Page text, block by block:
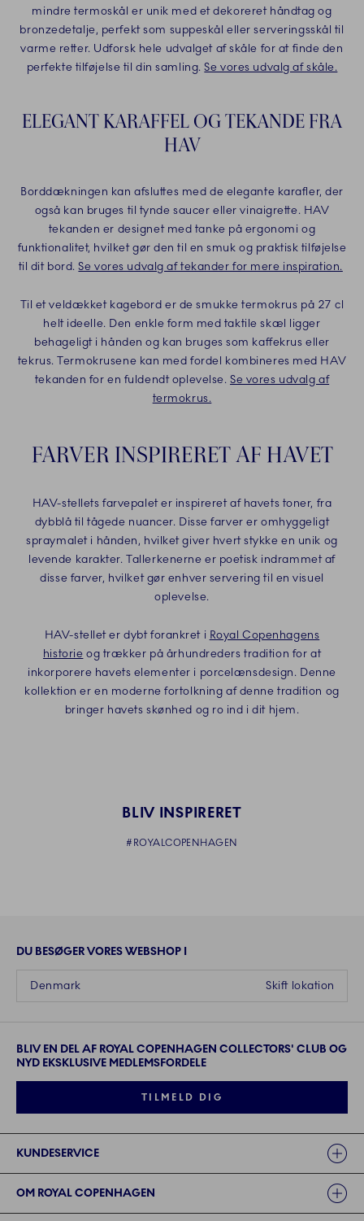
mindre termoskål er unik med et dekoreret håndtag og
bronzedetalje, perfekt som suppeskål eller serveringsskål til
varme retter. Udforsk hele udvalget af skåle for at finde den
perfekte tilføjelse til din samling.Se vores udvalg af skåle.
ELEGANT KARAFFEL OG TEKANDE FRA
HAV
Borddækningen kan afsluttes med de elegante karafler, der
også kan bruges til tynde saucer eller vinaigrette. HAV
tekanden er designet med tanke på ergonomi og
funktionalitet, hvilket gør den til en smuk og praktisk tilføjelse
til dit bord.Se vores udvalg af tekander for mere inspiration.
Til et veldækket kagebord er de smukke termokrus på 27 cl
helt ideelle. Den enkle form med taktile skæl ligger
behageligt i hånden og kan bruges som kaffekrus eller
tekrus. Termokrusene kan med fordel kombineres med HAV
tekanden for en fuldendt oplevelse.Se vores udvalg af
termokrus.
FARVER INSPIRERET AF HAVET
HAV-stellets farvepalet er inspireret af havets toner, fra
dybblå til tågede nuancer. Disse farver er omhyggeligt
spraymalet i hånden, hvilket giver hvert stykke en unik og
levende karakter. Tallerkenerne er poetisk indrammet af
disse farver, hvilket gør enhver servering til en visuel
oplevelse.
HAV-stellet er dybt forankret i Royal Copenhagens
historie og trækker på århundreders tradition for at
inkorporere havets elementer i porcelænsdesign. Denne
kollektion er en moderne fortolkning af denne tradition og
bringer havets skønhed og ro ind i dit hjem.
BLIV INSPIRERET
#ROYALCOPENHAGEN
DU BESØGER VORES WEBSHOP I
Skift lokation
Denmark
BLIV EN DEL AF ROYAL COPENHAGEN COLLECTORS' CLUB OG
NYD EKSKLUSIVE MEDLEMSFORDELE
TILMELD DIG
KUNDESERVICE
OM ROYAL COPENHAGEN